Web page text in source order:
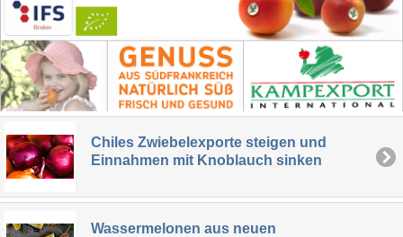
Chiles Zwiebelexporte steigen und
Einnahmen mit Knoblauch sinken
Wassermelonen aus neuen